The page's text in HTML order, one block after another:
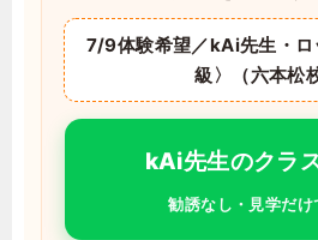
7/9体験希望／kAi先生・ロ
級〉（六本松
kAi先生のクラ
勧誘なし・見学だけ